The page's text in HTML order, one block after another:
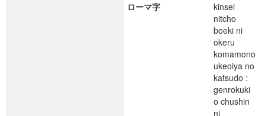
ローマ字
kinsei
nitcho
boeki ni
okeru
komamono
ukeoiya no
katsudo :
genrokuki
o chushin
ni